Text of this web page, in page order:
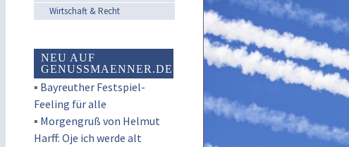
Wirtschaft & Recht
NEU AUF
GENUSSMAENNER.DE
▪ Bayreuther Festspiel-
Feeling für alle
▪ Morgengruß von Helmut
Harff: Oje ich werde alt